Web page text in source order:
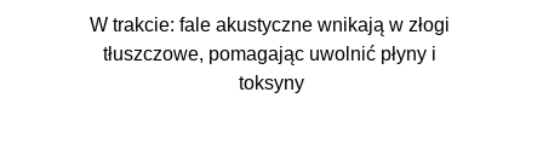
W trakcie: fale akustyczne wnikają w złogi
tłuszczowe, pomagając uwolnić płyny i
toksyny